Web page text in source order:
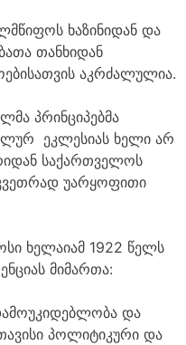
ხაზინიდან და
თანხიდან
აკრძალულია.
პრინციპებმა
ეკლესიას ხელი არ
საქართველოს
უარყოფითი
ხელაიამ 1922 წელს
მიმართა:
და
პოლიტიკური და